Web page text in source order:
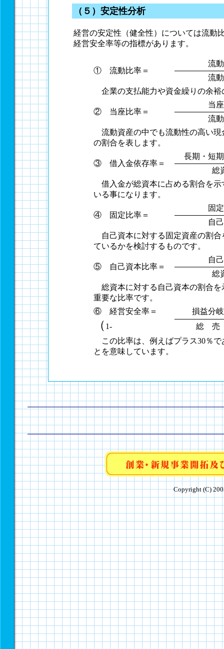
（５）安定性分析
経営の安定性（健全性）については流動
経営安全率等の指標があります。
① 流動比率＝
流
流
企業の支払能力や資金繰りの余裕
② 当座比率＝
当
流
流動資産の中でも流動性の高い現
の割合を表します。
③ 借入金依存率＝
長期・短
総
借入金が総資本に占める割合を示
いる事になります。
④ 固定比率＝
固
自
自己資本に対する固定資産の割合
ているかを検討するものです。
⑤ 自己資本比率＝
自
総
総資本に対する自己資本の割合を
重要な比率です。
⑥ 経営安全率＝
（ 1-
損益分
総
この比率は、例えばプラス30％で
とを意味しています。
Copyright (C)